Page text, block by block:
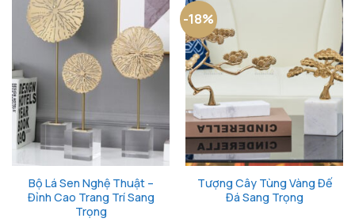
Bộ Lá Sen Nghệ Thuật –
Đỉnh Cao Trang Trí Sang
Trọng
-18%
Tượng Cây Tùng Vàng Đế
Đá Sang Trọng